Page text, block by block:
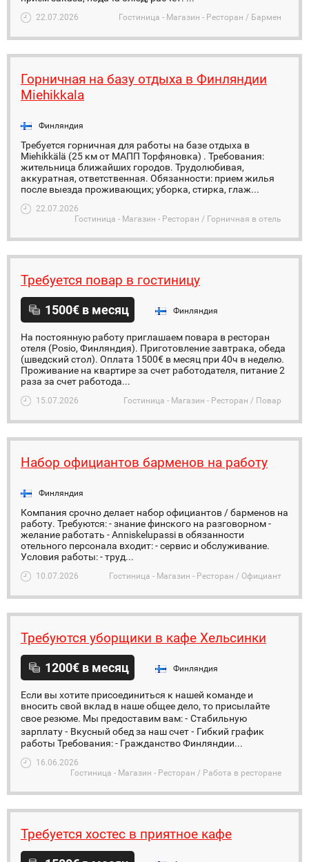
22.07.2026 Гостиница - Магазин - Ресторан / Бармен
Горничная на базу отдыха в Финляндии
Miehikkala
Финляндия
Требуется горничная для работы на базе отдыха в
Miehikkälä (25 км от МАПП Торфяновка) . Требования:
жительница ближайших городов. Трудолюбивая,
аккуратная, ответственная. Обязанности: прием жилья
после выезда проживающих; уборка, стирка, глаж...
22.07.2026
Гостиница - Магазин - Ресторан / Горничная в отель
Требуется повар в гостиницу
1500€ в месяц Финляндия
На постоянную работу приглашаем повара в ресторан
отеля (Posio, Финляндия). Приготовление завтрака, обеда
(шведский стол). Оплата 1500€ в месяц при 40ч в неделю.
Проживание на квартире за счет работодателя, питание 2
раза за счет работода...
15.07.2026 Гостиница - Магазин - Ресторан / Повар
Набор официантов барменов на работу
Финляндия
Компания срочно делает набор официантов / барменов на
работу. Требуются: - знание финского на разговорном -
желание работать - Anniskelupassi в обязанности
отельного персонала входит: - сервис и обслуживание.
Условия работы: - труд...
10.07.2026 Гостиница - Магазин - Ресторан / Официант
Требуются уборщики в кафе Хельсинки
1200€ в месяц Финляндия
Если вы хотите присоединиться к нашей команде и
вносить свой вклад в наше общее дело, то присылайте
свое резюме. Мы предоставим вам: ⁃ Стабильную
зарплату ⁃ Вкусный обед за наш счет ⁃ Гибкий график
работы Требования: - Гражданство Финляндии...
16.06.2026
Гостиница - Магазин - Ресторан / Работа в ресторане
Требуется хостес в приятное кафе